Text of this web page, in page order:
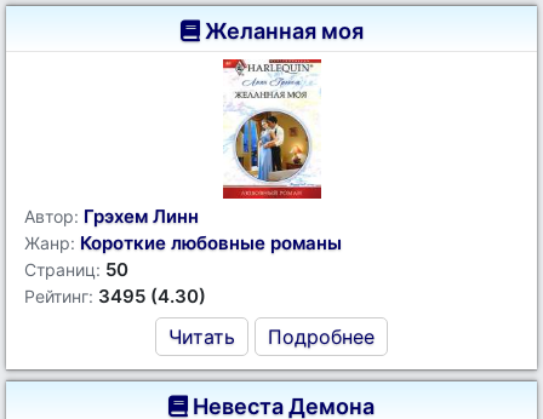
Желанная моя
Автор: Грэхем Линн
Жанр: Короткие любовные романы
Страниц: 50
Рейтинг: 3495 (4.30)
Читать Подробнее
Невеста Демона